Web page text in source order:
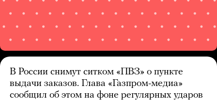
В России снимут ситком «ПВЗ» о пункте
выдачи заказов. Глава «Газпром-медиа»
сообщил об этом на фоне регулярных ударов